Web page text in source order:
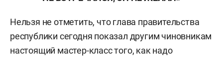
Нельзя не отметить, что глава правительства
республики сегодня показал другим чиновникам
настоящий мастер-класс того, как надо